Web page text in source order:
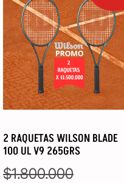
2 RAQUETAS WILSON BLADE
100 UL V9 265GRS
$1.800.000